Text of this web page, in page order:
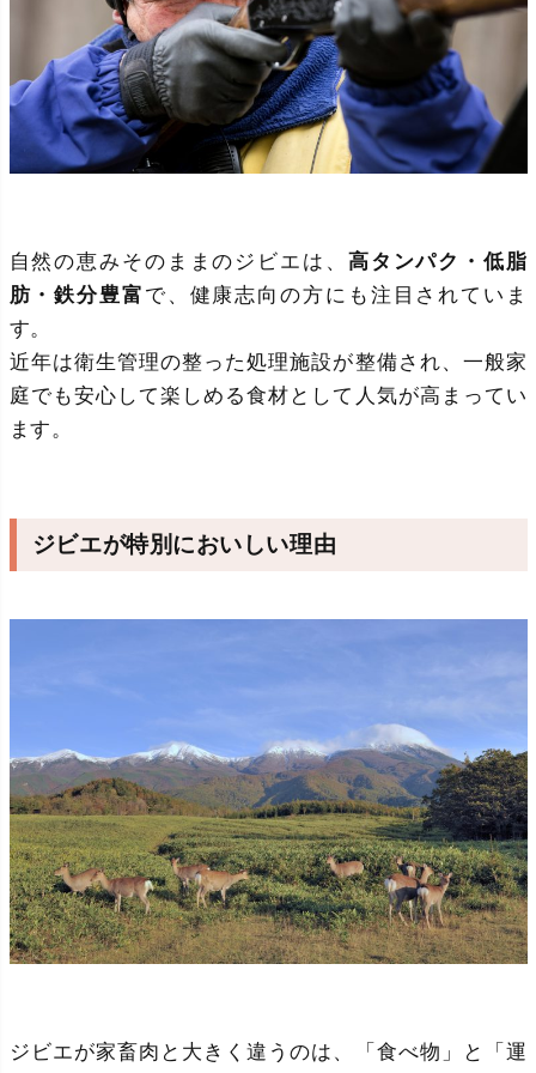
自然の恵みそのままのジビエは、 高タンパク・低脂
肪・鉄分豊富 で、健康志向の方にも注目されていま
す。
近年は衛生管理の整った処理施設が整備され、一般家
庭でも安心して楽しめる食材として人気が高まってい
ます。
ジビエが特別においしい理由
ジビエが家畜肉と大きく違うのは、「食べ物」と「運